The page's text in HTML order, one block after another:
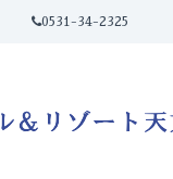
0531-34-2325